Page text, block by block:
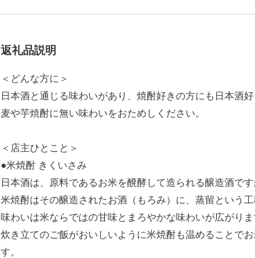
返礼品説明
＜どんな方に＞
日本酒と通じる味わいがあり、焼酎好きの方にも日本酒好
麦や芋焼酎に無い味わいをおためしください。
＜店主ひとこと＞
●米焼酎 きくいさみ
日本酒は、原料であるお米を醗酵して造られる醸造酒です
米焼酎はその醸造されたお酒（もろみ）に、蒸留という工
味わいは米ならではの甘味とまろやかな味わいが広がりま
炊き立てのご飯がおいしいように米焼酎も温めることで
す。